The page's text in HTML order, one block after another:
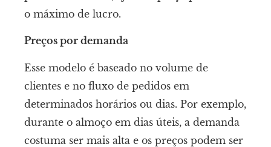
o máximo de lucro.
Preços por demanda
Esse modelo é baseado no volume de
clientes e no fluxo de pedidos em
determinados horários ou dias. Por exemplo,
durante o almoço em dias úteis, a demanda
costuma ser mais alta e os preços podem ser